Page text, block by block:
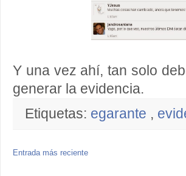
Y una vez ahí, tan solo
generar la evidencia.
Etiquetas: egarante ,
Entrada más reciente